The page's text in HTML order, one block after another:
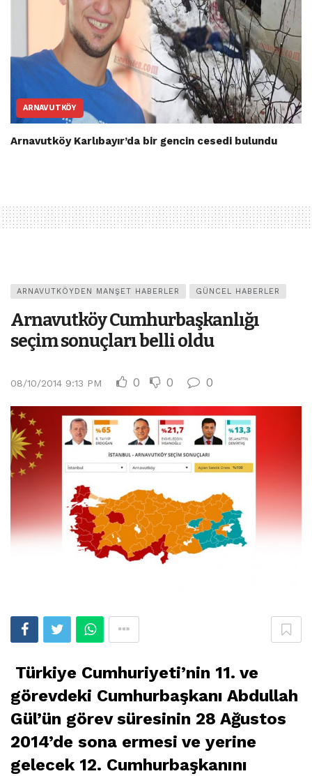
ARNAVUTKÖY
Arnavutköy Karlıbayır’da bir gencin cesedi bulundu
ARNAVUTKÖYDEN MANŞET HABERLER GÜNCEL HABERLER
Arnavutköy Cumhurbaşkanlığı
seçim sonuçları belli oldu
08/10/2014 9:13 PM 0 0 0
Türkiye Cumhuriyeti’nin 11. ve
görevdeki Cumhurbaşkanı Abdullah
Gül’ün görev süresinin 28 Ağustos
2014’de sona ermesi ve yerine
gelecek 12. Cumhurbaşkanını